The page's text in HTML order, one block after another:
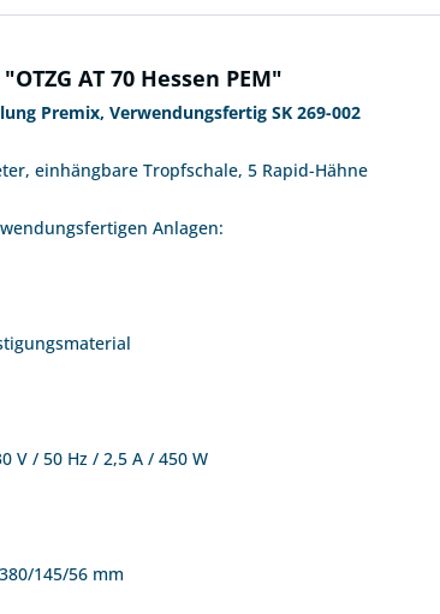
AT 70 Hessen PEM"
Premix, Verwendungsfertig SK 269-002
einhängbare Tropfschale, 5 Rapid-Hähne
Anlagen:
V / 50 Hz / 2,5 A / 450 W
145/56 mm